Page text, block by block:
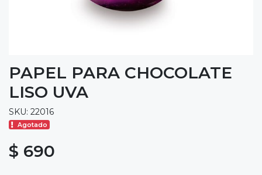
PAPEL PARA CHOCOLATE
LISO UVA
SKU: 22016
Agotado
$ 690